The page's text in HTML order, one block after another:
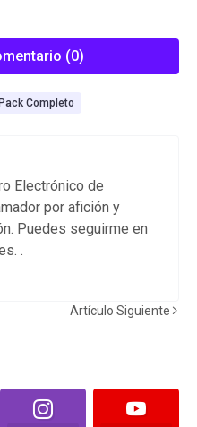
(0)
Pack Completo
Electrónico de
por afición y
Puedes seguirme en
.
Artículo Siguiente